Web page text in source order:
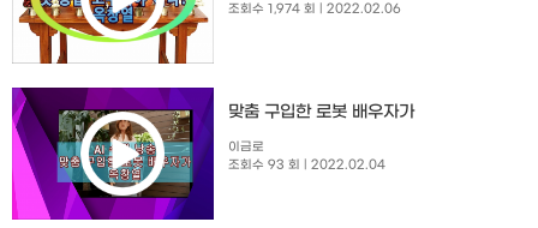
조회수 1,974 회
| 2022.02.06
맞춤 구입한 로봇 배우자가
이금로
조회수 93 회
| 2022.02.04